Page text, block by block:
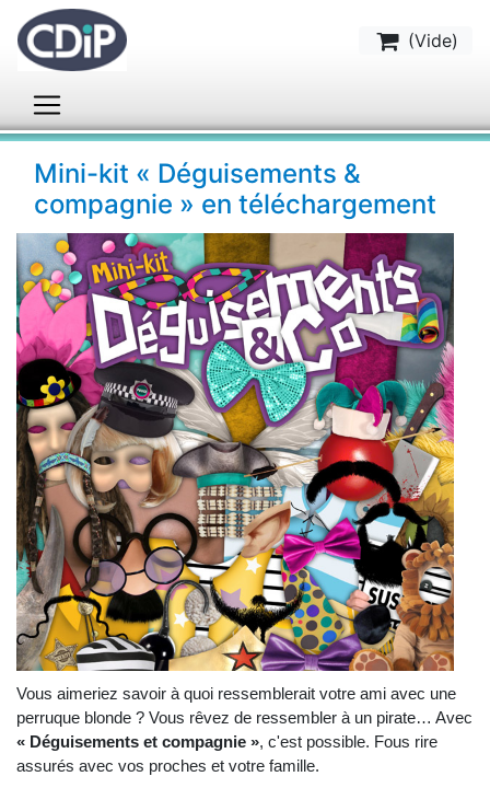
(Vide)
Mini-kit « Déguisements &
compagnie » en téléchargement
Vous aimeriez savoir à quoi ressemblerait votre ami avec une
perruque blonde ? Vous rêvez de ressembler à un pirate… Avec
« Déguisements et compagnie », c'est possible. Fous rire
assurés avec vos proches et votre famille.